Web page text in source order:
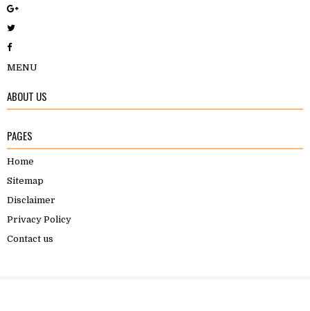
MENU
ABOUT US
PAGES
Home
Sitemap
Disclaimer
Privacy Policy
Contact us